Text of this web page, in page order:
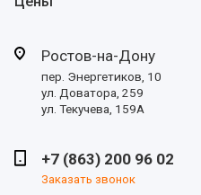
Ростов-на-Дону
пер. Энергетиков, 10
ул. Доватора, 259
ул. Текучева, 159А
+7 (863) 200 96 02
Заказать звонок